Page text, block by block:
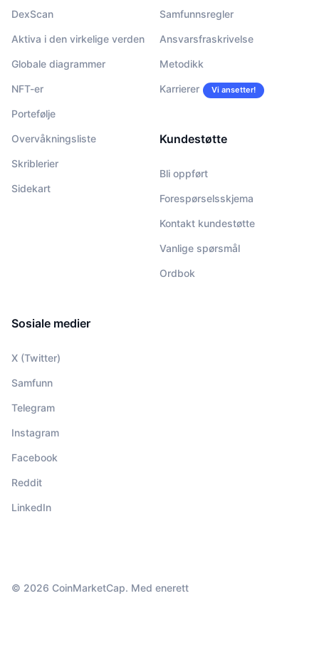
DexScan
Aktiva i den virkelige verden
Globale diagrammer
NFT-er
Portefølje
Overvåkningsliste
Skriblerier
Sidekart
Samfunnsregler
Ansvarsfraskrivelse
Metodikk
Karrierer Vi ansetter!
Kundestøtte
Bli oppført
Forespørselsskjema
Kontakt kundestøtte
Vanlige spørsmål
Ordbok
Sosiale medier
X (Twitter)
Samfunn
Telegram
Instagram
Facebook
Reddit
LinkedIn
© 2026 CoinMarketCap. Med enerett